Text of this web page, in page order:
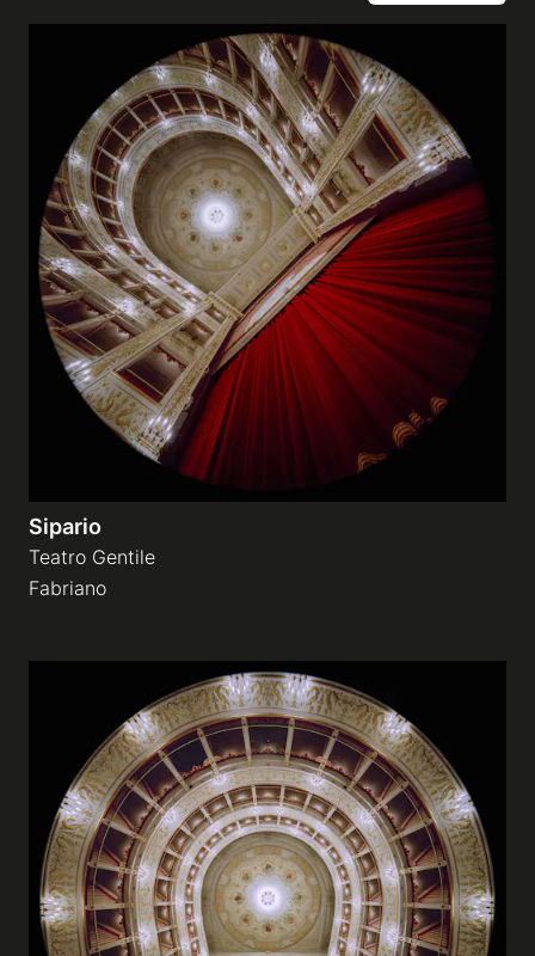
Sipario
Teatro Gentile
Fabriano